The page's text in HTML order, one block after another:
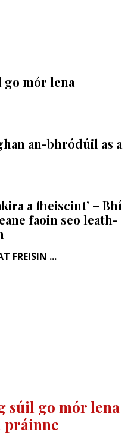
go mór lena
an-bhródúil as a
a fheiscint’ – Bhí
faoin seo leath-
FREISIN ...
súil go mór lena
práinne